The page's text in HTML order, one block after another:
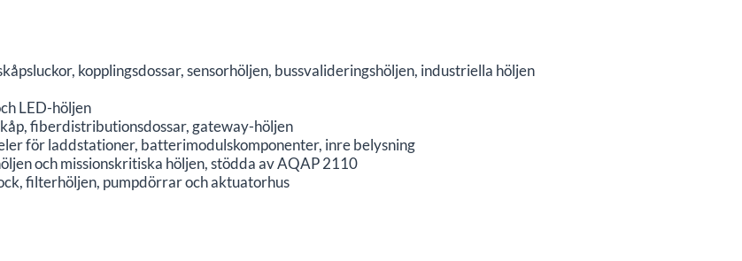
kopplingsdossar, sensorhöljen, bussvalideringshöljen, industriella höljen
LED-höljen
fiberdistributionsdossar, gateway-höljen
för laddstationer, batterimodulskomponenter, inre belysning
och missionskritiska höljen, stödda av AQAP 2110
filterhöljen, pumpdörrar och aktuatorhus